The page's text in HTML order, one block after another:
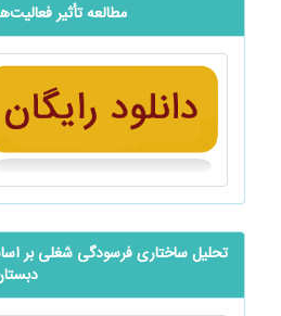
‬‬‬‬‬‬‬‬‬‬‬‬‬‬‬‬‬‬‬‬مطالعه تأثیر
تحلیل ساختاری فرسودگی شغلی بر